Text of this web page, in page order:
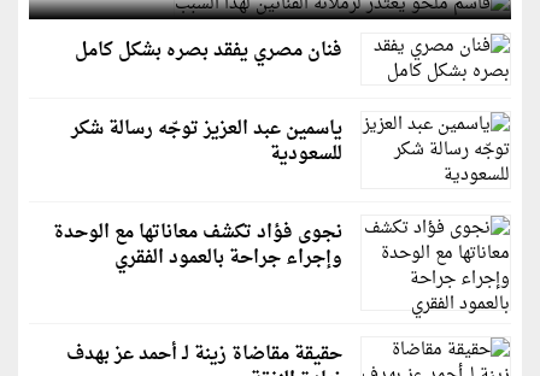
فنان مصري يفقد بصره بشكل كامل
ياسمين عبد العزيز توجّه رسالة شكر
للسعودية
نجوى فؤاد تكشف معاناتها مع الوحدة
وإجراء جراحة بالعمود الفقري
حقيقة مقاضاة زينة لـ أحمد عز بهدف